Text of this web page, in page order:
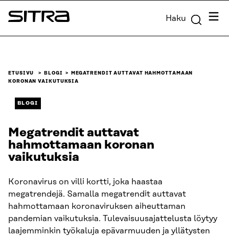
Siirry
suoraan
Sitra Haku
ETUSIVU BLOGI
MEGATRENDIT AUTTAVAT HAHMOTTAMAAN
KORONAN VAIKUTUKSIA
BLOGI
Megatrendit auttavat
hahmottamaan koronan
vaikutuksia
Koronavirus on villi kortti, joka haastaa
megatrendejä. Samalla megatrendit auttavat
hahmottamaan koronaviruksen aiheuttaman
pandemian vaikutuksia. Tulevaisuusajattelusta löytyy
laajemminkin työkaluja epävarmuuden ja yllätysten